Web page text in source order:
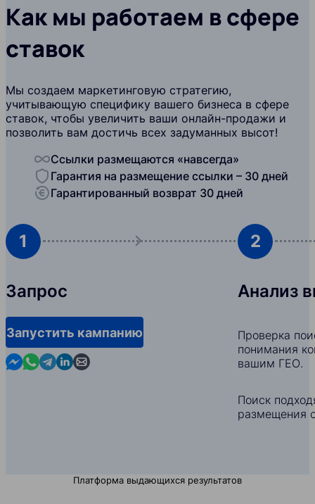
Как мы работаем в сфере
ставок
Мы создаем маркетинговую стратегию,
учитывающую специфику вашего бизнеса в сфере
ставок, чтобы увеличить ваши онлайн-продажи и
позволить вам достичь всех задуманных высот!
Ссылки размещаются «навсегда»
Гарантия на размещение ссылки – 30 дней
Гарантированный возврат 30 дней
1
Запрос
Запустить кампанию
Contact us in Messenger
Contact us in WhatsApp
Contact us in Telegram
Contact us in Linkedin
Contact us by email
2
Анализ
Проверка
понимания
вашим ГЕО.
Поиск
размещения
Платформа выдающихся результатов